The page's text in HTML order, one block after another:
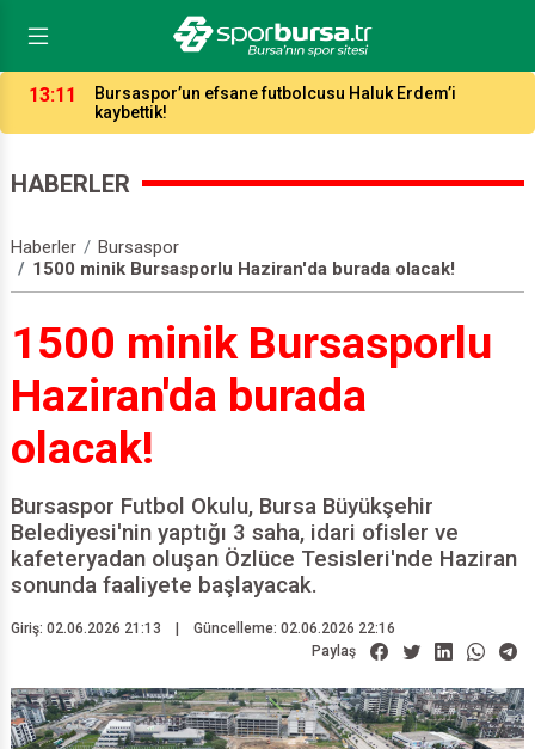
03:17
Maç Masası toplandı: Timsah, Bodrum’un aşırı sıcağını
da yenerse kazanır!
HABERLER
Haberler
Bursaspor
1500 minik Bursasporlu Haziran'da burada olacak!
1500 minik Bursasporlu
Haziran'da burada
olacak!
Bursaspor Futbol Okulu, Bursa Büyükşehir
Belediyesi'nin yaptığı 3 saha, idari ofisler ve
kafeteryadan oluşan Özlüce Tesisleri'nde Haziran
sonunda faaliyete başlayacak.
Giriş: 02.06.2026 21:13 |
Güncelleme: 02.06.2026 22:16
Paylaş